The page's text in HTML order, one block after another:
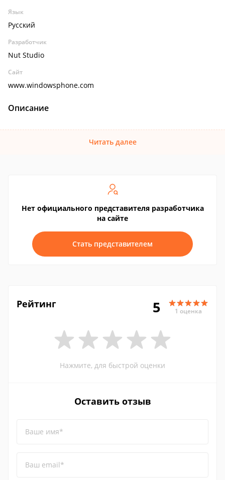
Язык
Русский
Разработчик
Nut Studio
Сайт
www.windowsphone.com
Описание
Читать далее
Нет официального представителя разработчика
на сайте
Стать представителем
Рейтинг 5 1 оценка
Нажмите, для быстрой оценки
Оставить отзыв
Ваше имя*
Ваш email*